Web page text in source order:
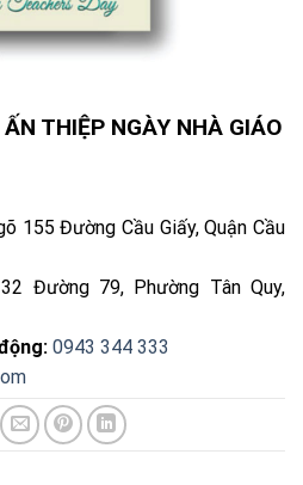
THIỆP NGÀY NHÀ GIÁO
155 Đường Cầu Giấy, Quận Cầu
Đường 79, Phường Tân Quy,
0943 344 333